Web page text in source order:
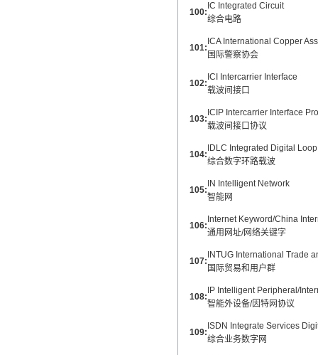
100:
IC Integrated Circuit
综合电路
101:
ICA International Copper
国际警察协会
102:
ICI Intercarrier Interface
载波间接口
103:
ICIP Intercarrier Interface
载波间接口协议
104:
IDLC Integrated Digital
综合数字环路载波
105:
IN Intelligent Network
智能网
106:
Internet Keyword/China
通用网址/网络关键字
107:
INTUG International Trade
国际贸易和用户群
108:
IP Intelligent Peripheral/
智能外设备/因特网协议
109:
ISDN Integrate Services
综合业务数字网